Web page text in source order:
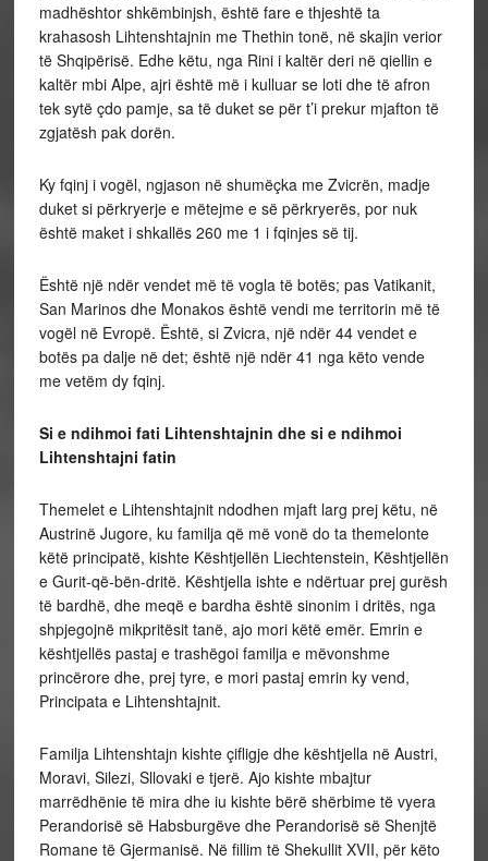
madhështor shkëmbinjsh, është fare e thjeshtë ta
krahasosh Lihtenshtajnin me Thethin tonë, në skajin verior
të Shqipërisë. Edhe këtu, nga Rini i kaltër deri në qiellin e
kaltër mbi Alpe, ajri është më i kulluar se loti dhe të afron
tek sytë çdo pamje, sa të duket se për t’i prekur mjafton të
zgjatësh pak dorën.
Ky fqinj i vogël, ngjason në shumëçka me Zvicrën, madje
duket si përkryerje e mëtejme e së përkryerës, por nuk
është maket i shkallës 260 me 1 i fqinjes së tij.
Është një ndër vendet më të vogla të botës; pas Vatikanit,
San Marinos dhe Monakos është vendi me territorin më të
vogël në Evropë. Është, si Zvicra, një ndër 44 vendet e
botës pa dalje në det; është një ndër 41 nga këto vende
me vetëm dy fqinj.
Si e ndihmoi fati Lihtenshtajnin dhe si e ndihmoi
Lihtenshtajni fatin
Themelet e Lihtenshtajnit ndodhen mjaft larg prej këtu, në
Austrinë Jugore, ku familja që më vonë do ta themelonte
këtë principatë, kishte Kështjellën Liechtenstein, Kështjellën
e Gurit-që-bën-dritë. Kështjella ishte e ndërtuar prej gurësh
të bardhë, dhe meqë e bardha është sinonim i dritës, nga
shpjegojnë mikpritësit tanë, ajo mori këtë emër. Emrin e
kështjellës pastaj e trashëgoi familja e mëvonshme
princërore dhe, prej tyre, e mori pastaj emrin ky vend,
Principata e Lihtenshtajnit.
Familja Lihtenshtajn kishte çifligje dhe kështjella në Austri,
Moravi, Silezi, Sllovaki e tjerë. Ajo kishte mbajtur
marrëdhënie të mira dhe iu kishte bërë shërbime të vyera
Perandorisë së Habsburgëve dhe Perandorisë së Shenjtë
Romane të Gjermanisë. Në fillim të Shekullit XVII, për këto